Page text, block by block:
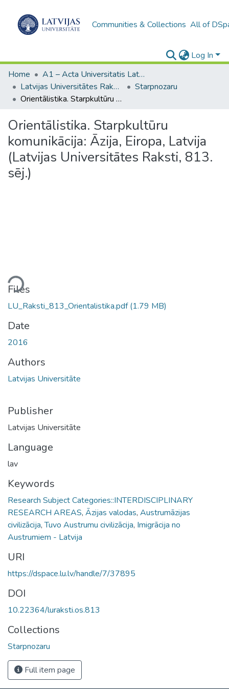
Communities & Collections All of
Log In
Home
A1 – Acta Universitatis Latviensis / Universitātes raksti / Scientific papers
Latvijas Universitātes Raksti (1949– )
Starpnozaru
Orientālistika. Starpkultūru komunikācija: Āzija, Eiropa, Latvija (Latvijas Universitātes Raksti, 813. sēj.)
Orientālistika. Starpkultūru
komunikācija: Āzija, Eiropa, Latvija
(Latvijas Universitātes Raksti, 813.
sēj.)
Files
LU_Raksti_813_Orientalistika.pdf(1.79 MB)
Date
2016
Authors
Latvijas Universitāte
Publisher
Latvijas Universitāte
Language
lav
Keywords
Research Subject Categories::INTERDISCIPLINARY
RESEARCH AREAS, Āzijas valodas, Austrumāzijas
civilizācija,Tuvo Austrumu civilizācija, Imigrācija no
Austrumiem - Latvija
URI
https://dspace.lu.lv/handle/7/37895
DOI
10.22364/luraksti.os.813
Collections
Starpnozaru
Full item page